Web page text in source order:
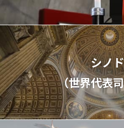
シノ
（世界代表